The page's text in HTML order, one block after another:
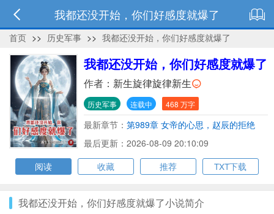
我都还没开始，你们好感度就爆了
首页 >> 历史军事 >> 我都还没开始，你们好感度就爆了
我都还没开始，你们好感度就爆了
作者： 新生旋律旋律新生
历史军事 连载中 468 万字
最新章节： 第989章 女帝的心思，赵辰的拒绝
最后更新：2026-08-09 20:10:09
阅读
收藏 推荐 TXT下载
我都还没开始，你们好感度就爆了小说简介